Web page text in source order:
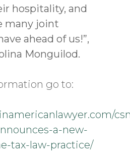
hospitality, and
many joint
ahead of us!”,
Monguilod.
go to:
a-new-
tax-law-practice/